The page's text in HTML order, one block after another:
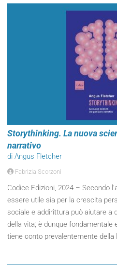
Storythinking. La nuova
narrativo
di Angus Fletcher
Fabrizia Scorzoni
Codice Edizioni, 2024 – Secondo
essere utile sia per la crescita
sociale e addirittura può aiutare a
della vita; è dunque
tiene conto prevalentemente della